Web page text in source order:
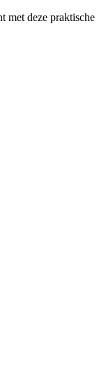
met deze praktische